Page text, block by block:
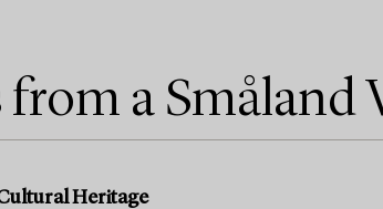
from a Småland
Heritage